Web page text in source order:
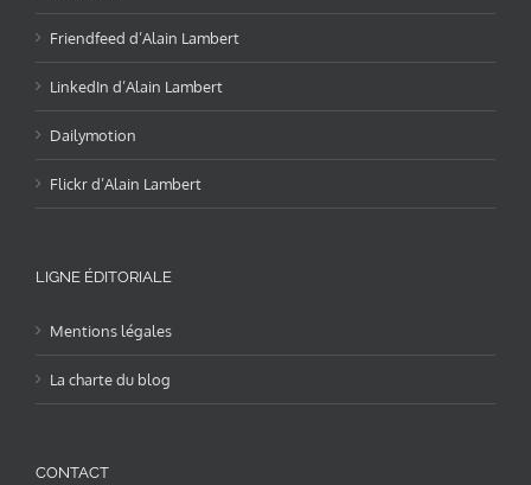
Friendfeed d’Alain Lambert
LinkedIn d’Alain Lambert
Dailymotion
Flickr d’Alain Lambert
LIGNE ÉDITORIALE
Mentions légales
La charte du blog
CONTACT